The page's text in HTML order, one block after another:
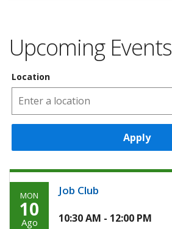
Upcoming Events
Location
Apply
Monday,
Agosto
MON
10
Ago
Job Club
10:30 AM - 12:00 PM